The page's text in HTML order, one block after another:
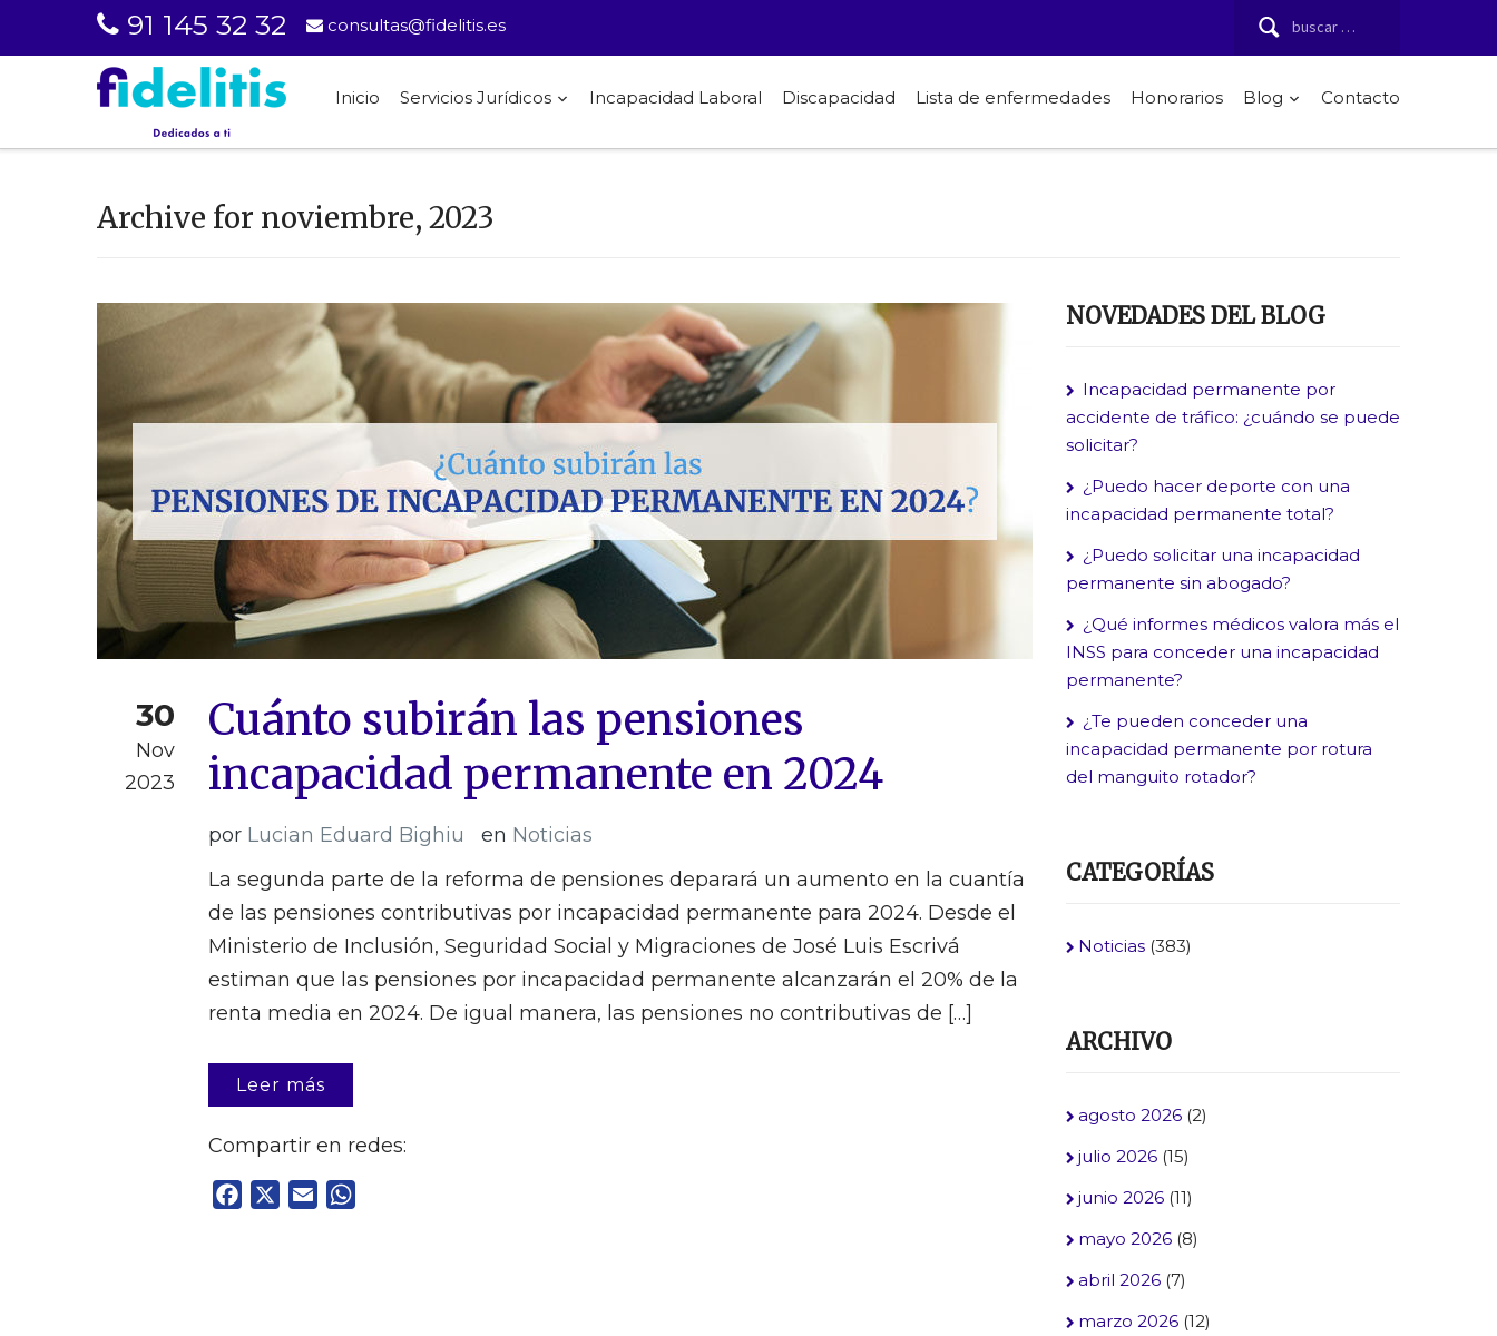
Buscar:
91 145 32 32 consultas@fidelitis.es
Inicio Servicios Jurídicos Incapacidad Laboral Discapacidad Lista de enfermedades Honorarios Blog Contacto
Archive for noviembre, 2023
30
Nov
2023
Cuánto subirán las pensiones
incapacidad permanente en 2024
por Lucian Eduard Bighiu en Noticias
La segunda parte de la reforma de pensiones deparará un aumento en la cuantía
de las pensiones contributivas por incapacidad permanente para 2024. Desde el
Ministerio de Inclusión, Seguridad Social y Migraciones de José Luis Escrivá
estiman que las pensiones por incapacidad permanente alcanzarán el 20% de la
renta media en 2024. De igual manera, las pensiones no contributivas de […]
Leer más
Compartir en redes:
Facebook Email
NOVEDADES DEL BLOG
Incapacidad permanente por
accidente de tráfico: ¿cuándo se puede
solicitar?
¿Puedo hacer deporte con una
incapacidad permanente total?
¿Puedo solicitar una incapacidad
permanente sin abogado?
¿Qué informes médicos valora más el
INSS para conceder una incapacidad
permanente?
¿Te pueden conceder una
incapacidad permanente por rotura
del manguito rotador?
CATEGORÍAS
Noticias (383)
ARCHIVO
agosto 2026 (2)
julio 2026 (15)
junio 2026 (11)
mayo 2026 (8)
abril 2026 (7)
marzo 2026 (12)